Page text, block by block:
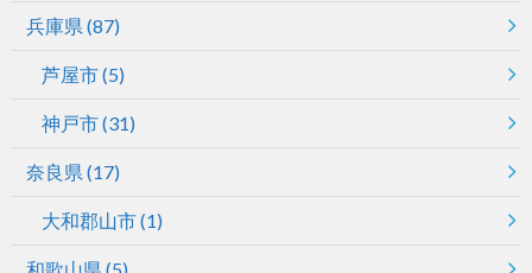
兵庫県 (87)
芦屋市(5)
神戸市(31)
奈良県 (17)
大和郡山市(1)